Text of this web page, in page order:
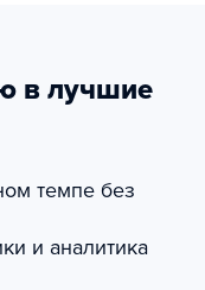
в лучшие
темпе без
и аналитика